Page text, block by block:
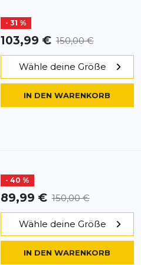
- 31 %
103,99 € 150,00 €
Wähle deine Größe
IN DEN WARENKORB
- 40 %
89,99 € 150,00 €
Wähle deine Größe
IN DEN WARENKORB